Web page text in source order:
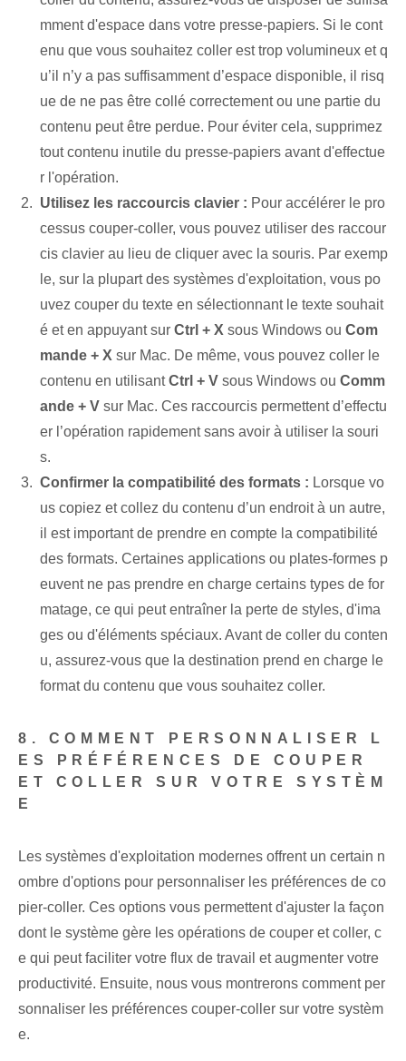
mment d'espace dans votre presse-papiers. Si le cont
enu que vous souhaitez coller est trop volumineux et q
u’il n’y a pas suffisamment d’espace disponible, il risq
ue de ne pas être collé correctement ou une partie du
contenu peut être perdue. Pour éviter cela, supprimez
tout contenu inutile du presse-papiers avant d'effectue
r l'opération.
Utilisez les raccourcis clavier : Pour accélérer le pro
cessus couper-coller, vous pouvez utiliser des raccour
cis clavier au lieu de cliquer avec la souris. Par exemp
le, sur la plupart des systèmes d'exploitation, vous po
uvez couper du texte en sélectionnant le texte souhait
é et en appuyant sur Ctrl + X sous Windows ou Com
mande + X sur Mac. De même, vous pouvez coller le
contenu en utilisantCtrl + V sous Windows ou Comm
ande + V sur Mac. Ces raccourcis permettent d’effectu
er l’opération rapidement sans avoir à utiliser la souri
s.
Confirmer la compatibilité des formats : Lorsque vo
us copiez et collez du contenu d’un endroit à un autre,
il est important de prendre en compte la compatibilité
des formats. Certaines applications ou plates-formes p
euvent ne pas prendre en charge certains types de for
matage, ce qui peut entraîner la perte de styles, d'ima
ges ou d'éléments spéciaux. Avant de coller du conten
u, assurez-vous que la destination prend en charge le
format du contenu que vous souhaitez coller.
8. COMMENT PERSONNALISER L
ES PRÉFÉRENCES DE COUPER
ET COLLER SUR VOTRE SYSTÈM
E
Les systèmes d'exploitation modernes offrent un certain n
ombre d'options pour personnaliser les préférences de co
pier-coller. Ces options vous permettent d'ajuster la façon
dont le système gère les opérations de couper et coller, c
e qui peut faciliter votre flux de travail et augmenter votre
productivité. Ensuite, nous vous montrerons comment per
sonnaliser les préférences couper-coller sur votre systèm
e.